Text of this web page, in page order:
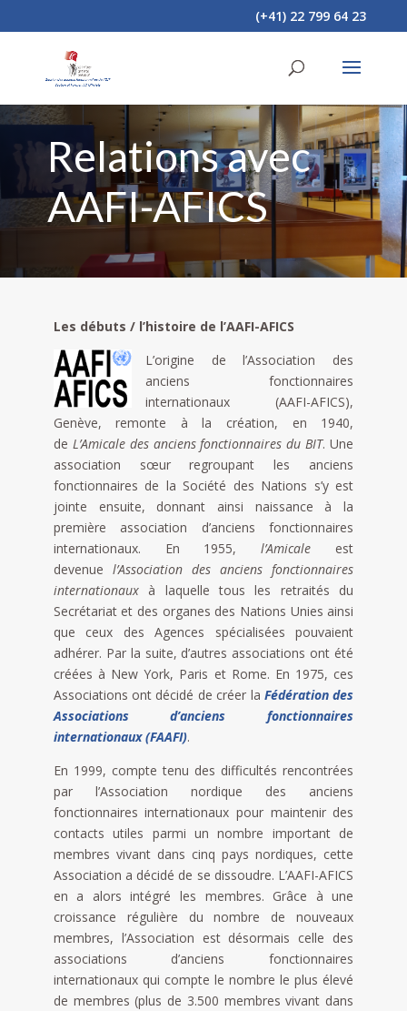
(+41) 22 799 64 23
Relations avec
AAFI-AFICS
Les débuts / l’histoire de l’AAFI-AFICS
L’origine de l’Association des
anciens fonctionnaires
internationaux (AAFI-AFICS),
Genève, remonte à la création, en 1940,
de L’Amicale des anciens fonctionnaires du BIT. Une
association sœur regroupant les anciens
fonctionnaires de la Société des Nations s’y est
jointe ensuite, donnant ainsi naissance à la
première association d’anciens fonctionnaires
internationaux. En 1955,l’Amicale est
devenue l’Association des anciens fonctionnaires
internationauxà laquelle tous les retraités du
Secrétariat et des organes des Nations Unies ainsi
que ceux des Agences spécialisées pouvaient
adhérer. Par la suite, d’autres associations ont été
créées à New York, Paris et Rome. En 1975, ces
Associations ont décidé de créer la Fédération des
Associations d’anciens fonctionnaires
internationaux (FAAFI).
En 1999, compte tenu des difficultés rencontrées
par l’Association nordique des anciens
fonctionnaires internationaux pour maintenir des
contacts utiles parmi un nombre important de
membres vivant dans cinq pays nordiques, cette
Association a décidé de se dissoudre. L’AAFI-AFICS
en a alors intégré les membres. Grâce à une
croissance régulière du nombre de nouveaux
membres, l’Association est désormais celle des
associations d’anciens fonctionnaires
internationaux qui compte le nombre le plus élevé
de membres (plus de 3.500 membres vivant dans